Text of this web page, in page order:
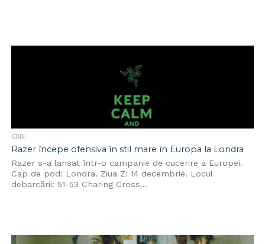
STIRI
Razer începe ofensiva în stil mare în Europa la Londra
Razer s-a lansat într-o campanie de cucerire a Europei.
Cap de pod: Londra. Ziua Z: 14 decembrie. Locul
debarcării: 51-53 Charing Cross...